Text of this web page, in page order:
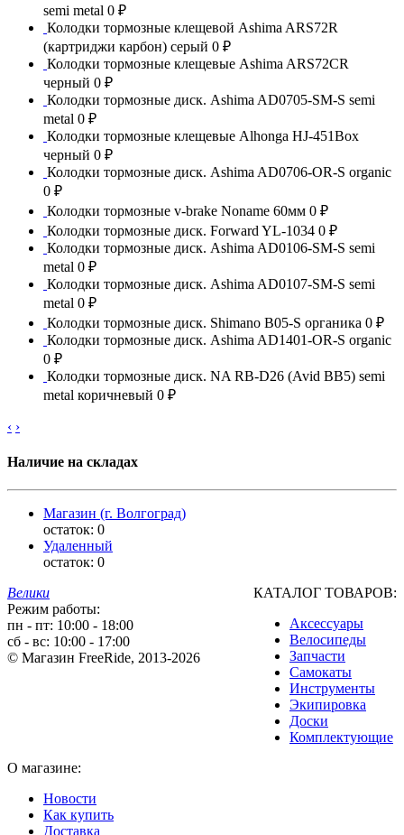
semi metal 0 ₽
Колодки тормозные клещевой Ashima ARS72R
(картриджи карбон) серый 0 ₽
Колодки тормозные клещевые Ashima ARS72CR
черный 0 ₽
Колодки тормозные диск. Ashima AD0705-SM-S semi
metal 0 ₽
Колодки тормозные клещевые Alhonga HJ-451Box
черный 0 ₽
Колодки тормозные диск. Ashima AD0706-OR-S organic
0 ₽
Колодки тормозные v-brake Noname 60мм 0 ₽
Колодки тормозные диск. Forward YL-1034 0 ₽
Колодки тормозные диск. Ashima AD0106-SM-S semi
metal 0 ₽
Колодки тормозные диск. Ashima AD0107-SM-S semi
metal 0 ₽
Колодки тормозные диск. Shimano B05-S органика 0 ₽
Колодки тормозные диск. Ashima AD1401-OR-S organic
0 ₽
Колодки тормозные диск. NA RB-D26 (Avid BB5) semi
metal коричневый 0 ₽
‹ ›
Наличие на складах
Магазин (г. Волгоград)
остаток: 0
Удаленный
остаток: 0
Велики
Режим работы:
пн - пт: 10:00 - 18:00
сб - вс: 10:00 - 17:00
© Магазин FreeRide, 2013-2026
КАТАЛОГ ТОВАРОВ:
Аксессуары
Велосипеды
Запчасти
Самокаты
Инструменты
Экипировка
Доски
Комплектующие
О магазине:
Новости
Как купить
Доставка